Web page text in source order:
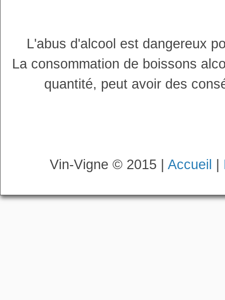
L'abus d'alcool est dangereux
La consommation de boissons
quantité, peut avoir des
Vin-Vigne © 2015 | Accueil